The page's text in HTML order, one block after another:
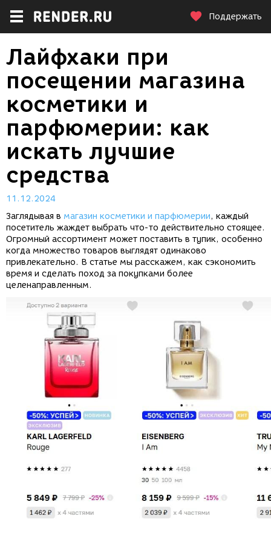
Поддержать
Лайфхаки при
посещении магазина
косметики и
парфюмерии: как
искать лучшие
средства
11.12.2024
Заглядывая в магазин косметики и парфюмерии, каждый
посетитель жаждет выбрать что-то действительно стоящее.
Огромный ассортимент может поставить в тупик, особенно
когда множество товаров выглядят одинаково
привлекательно. В статье мы расскажем, как сэкономить
время и сделать поход за покупками более
целенаправленным.